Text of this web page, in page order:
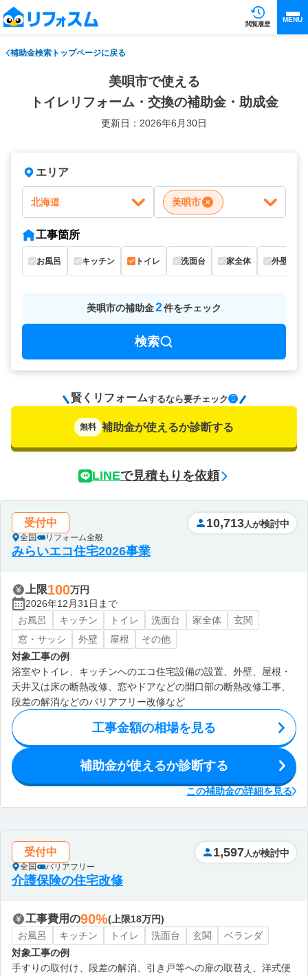
閲覧履歴
MENU
補助金検索トップページに戻る
美唄市で使える
トイレリフォーム・交換の補助金・助成金
更新日：2026年6月30日
エリア
北海道 美唄市
工事箇所
お風呂 キッチン トイレ 洗面台 家全体 外壁
美唄市の補助金2件をチェック
検索
賢くリフォームするなら要チェック
無料 補助金が使えるか診断する
LINEで見積もりを依頼
受付中
全国 リフォーム全般
10,713 人が検討中
みらいエコ住宅2026事業
上限100万円
2026年12月31日まで
お風呂
キッチン トイレ 洗面台 家全体
玄関
窓・サッシ
外壁 屋根
その他
対象工事の例
浴室やトイレ、キッチンへのエコ住宅設備の設置、外壁、屋根・
天井又は床の断熱改修、窓やドアなどの開口部の断熱改修工事、
段差の解消などのバリアフリー改修など
工事金額の相場を見る
補助金が使えるか診断する
この補助金の詳細を見る
受付中
全国 バリアフリー
1,597 人が検討中
介護保険の住宅改修
工事費用の90%(上限18万円)
お風呂
キッチン トイレ 洗面台 玄関
ベランダ
対象工事の例
手すりの取付け、段差の解消、引き戸等への扉の取替え、洋式便